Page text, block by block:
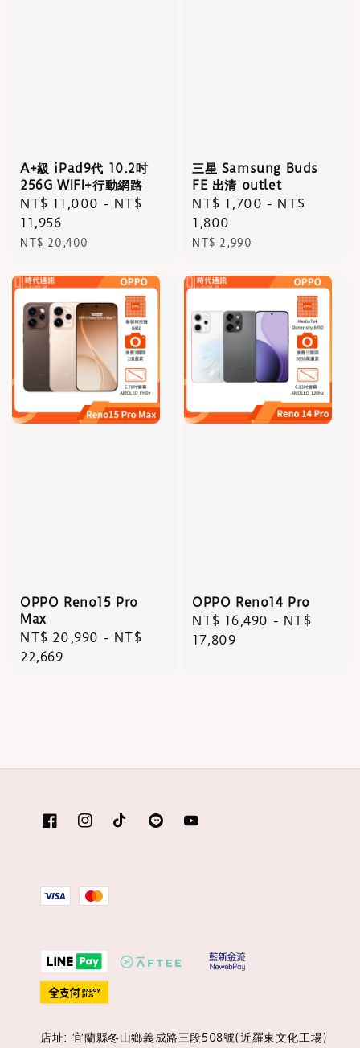
A+級 iPad9代 10.2吋
256G WIFI+行動網路
Sale
price
NT$ 11,000 - NT$
11,956
Regular
NT$ 20,400
三星 Samsung Buds
FE 出清 outlet
Sale
price
NT$ 1,700 - NT$
1,800
Regular
NT$ 2,990
OPPO Reno15 Pro
Max
Regular
price
NT$ 20,990 - NT$
22,669
OPPO Reno14 Pro
Regular
price
NT$ 16,490 - NT$
17,809
店址: 宜蘭縣冬山鄉義成路三段508號(近羅東文化工場)